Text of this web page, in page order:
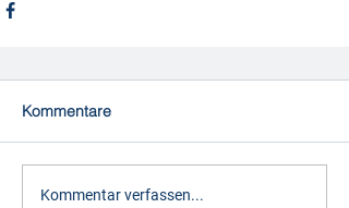
Kommentare
Kommentar verfassen...